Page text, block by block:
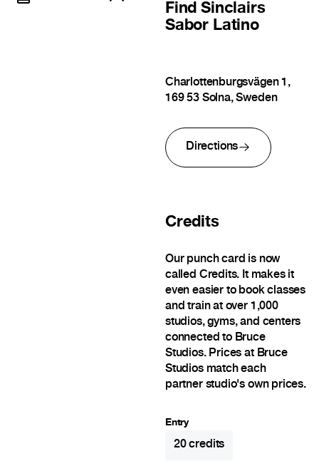
FindSinclairs
Sabor Latino
Charlottenburgsvägen 1,
169 53 Solna, Sweden
Directions
Credits
Our punch card is now
called Credits. It makes it
even easier to book classes
and train at over 1,000
studios, gyms, and centers
connected to Bruce
Studios. Prices at Bruce
Studios match each
partner studio's own prices.
Entry
20credits